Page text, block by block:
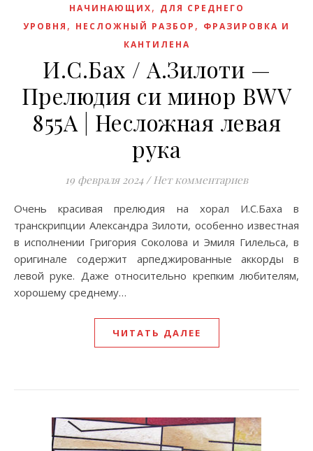
НАЧИНАЮЩИХ, ДЛЯ СРЕДНЕГО
УРОВНЯ , НЕСЛОЖНЫЙ РАЗБОР , ФРАЗИРОВКА И
КАНТИЛЕНА
И.С.Бах / А.Зилоти —
Прелюдия си минор BWV
855A | Несложная левая
рука
19 февраля 2024 / Нет комментариев
Очень красивая прелюдия на хорал И.С.Баха в
транскрипции Александра Зилоти, особенно известная
в исполнении Григория Соколова и Эмиля Гилельса, в
оригинале содержит арпеджированные аккорды в
левой руке. Даже относительно крепким любителям,
хорошему среднему…
ЧИТАТЬ ДАЛЕЕ